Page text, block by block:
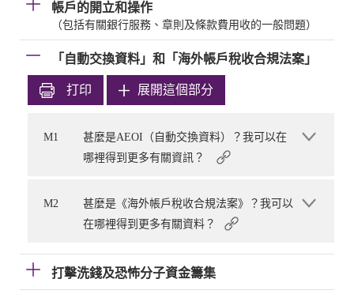
帳戶的開立和操作
（包括有關銀行服務、章則及條款費用收的一般問題）
「自動交換資料」和「海外帳戶稅收合規法案」
打印 展開這個部分
M1
甚麼是AEOI（自動交換資料）？我可以在
哪裡得到更多有關資訊？
M2
甚麼是《海外帳戶稅收合規法案》？我可以
在哪裡得到更多有關資料？
打擊洗錢及恐怖分子資金籌集